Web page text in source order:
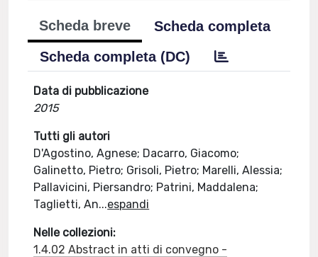
Scheda breve
Scheda completa
Scheda completa (DC)
Data di pubblicazione
2015
Tutti gli autori
D'Agostino, Agnese; Dacarro, Giacomo;
Galinetto, Pietro; Grisoli, Pietro; Marelli, Alessia;
Pallavicini, Piersandro; Patrini, Maddalena;
Taglietti, An...espandi
Nelle collezioni:
1.4.02 Abstract in atti di convegno -